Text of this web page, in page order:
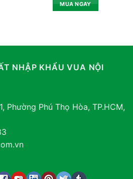
MUA NGAY
NHẬP KHẨU VUA NỘI
Phường Phú Thọ Hòa, TP.HCM,